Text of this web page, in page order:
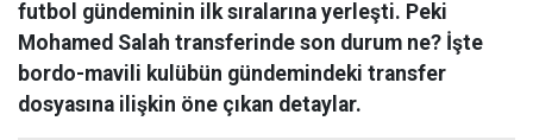
futbol gündeminin ilk sıralarına yerleşti. Peki
Mohamed Salah transferinde son durum ne? İşte
bordo-mavili kulübün gündemindeki transfer
dosyasına ilişkin öne çıkan detaylar.